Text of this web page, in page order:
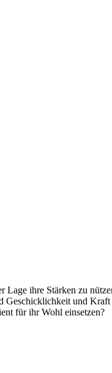
ihre Stärken zu
Geschicklichkeit und
für ihr Wohl einsetzen?